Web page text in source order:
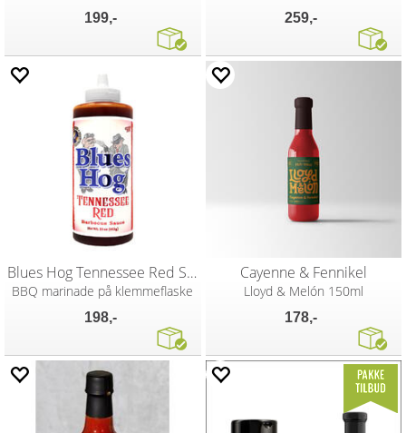
199,- 259,-
Blues Hog Tennessee Red Sauce 652g
BBQ marinade på klemmeflaske
198,-
Cayenne & Fennikel
Lloyd & Melón 150ml
178,-